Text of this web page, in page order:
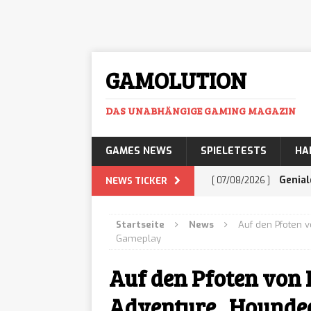
GAMOLUTION
DAS UNABHÄNGIGE GAMING MAGAZIN
GAMES NEWS SPIELETESTS
NEWS TICKER [ 07/08/2026 ]
Adventure lässt
[ 07/08/2026 ] GTA
Startseite News
Auf den Pfoten
Gameplay
Auf den Pfoten von